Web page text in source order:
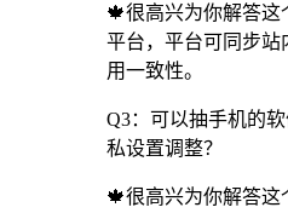
🍁很高兴为你解答这
平台，平台可同步站
用一致性。
Q3：可以抽手机的
私设置调整？
🍁很高兴为你解答